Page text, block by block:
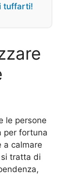
tuffarti!
le persone
per fortuna
a calmare
tratta di